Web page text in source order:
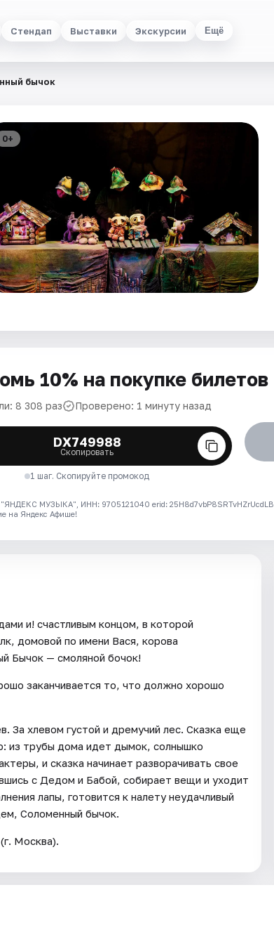
Стендап Выставки Экскурсии Ещё
бычок
0+
10% на покупке билетов
8 308 раз Проверено: 1 минуту назад
DX749988
Скопировать
1 шаг. Скопируйте промокод
МУЗЫКА", ИНН: 9705121040 erid: 25H8d7vbP8SRTvHZrUcdLB
на Яндекс Афише!
и! счастливым концом, в которой
домовой по имени Вася, корова
Бычок — смоляной бочок!
заканчивается то, что должно хорошо
За хлевом густой и дремучий лес. Сказка еще
из трубы дома идет дымок, солнышко
и сказка начинает разворачивать свое
с Дедом и Бабой, собирает вещи и уходит
лапы, готовится к налету неудачливый
Соломенный бычок.
Москва).